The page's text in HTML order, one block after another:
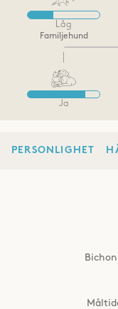
Låg
Familjehund
Ja
PERSONLIGHET